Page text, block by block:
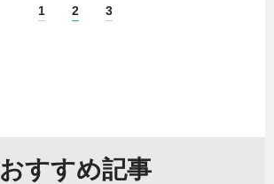
1 2 3
おすすめ記事